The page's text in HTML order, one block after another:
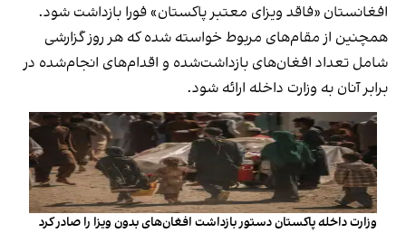
افغانستان «فاقد ویزای معتبر پاکستان» فورا بازداشت شود.
همچنین از مقام‌های مربوط خواسته شده که هر روز گزارشی
شامل تعداد افغان‌های بازداشت‌شده و اقدام‌های انجام‌شده در
برابر آنان به وزارت داخله ارائه شود.
وزارت داخله پاکستان دستور بازداشت افغان‌های بدون ویزا را صادر کرد